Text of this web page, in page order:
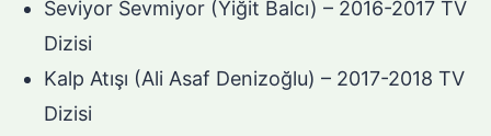
Seviyor Sevmiyor (Yiğit Balcı) – 2016-2017 TV
Dizisi
Kalp Atışı (Ali Asaf Denizoğlu) – 2017-2018 TV
Dizisi